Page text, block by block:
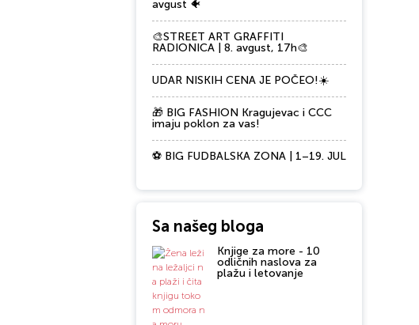
avgust 🐠
🎨STREET ART GRAFFITI
RADIONICA | 8. avgust, 17h🎨
UDAR NISKIH CENA JE POČEO!☀️
🎁 BIG FASHION Kragujevac i CCC
imaju poklon za vas!
⚽ BIG FUDBALSKA ZONA | 1–19. JUL
Sa našeg bloga
Knjige za more - 10
odličnih naslova za
plažu i letovanje